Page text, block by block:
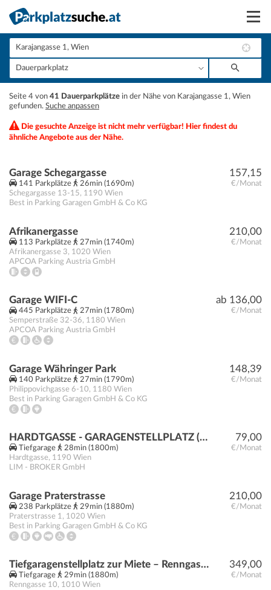
Suchen
Vermieten
Anmelden
Seite 4 von 41 Dauerparkplätze in der Nähe von Karajangasse 1, Wien
gefunden. Suche anpassen
Die gesuchte Anzeige ist nicht mehr verfügbar! Hier findest du
ähnliche Angebote aus der Nähe.
157,15
€/Monat
Garage Schegargasse
141 Parkplätze
26min (1690m)
Schegargasse 13-15, 1190 Wien
Best in Parking Garagen GmbH & Co KG
210,00
€/Monat
Afrikanergasse
113 Parkplätze
27min (1740m)
Afrikanergasse 3, 1020 Wien
APCOA Parking Austria GmbH
ab 136,00
€/Monat
Garage WIFI-C
445 Parkplätze
27min (1780m)
Semperstraße 32-36, 1180 Wien
APCOA Parking Austria GmbH
148,39
€/Monat
Garage Währinger Park
140 Parkplätze
27min (1790m)
Philippovichgasse 6-10, 1180 Wien
Best in Parking Garagen GmbH & Co KG
79,00
€/Monat
HARDTGASSE - GARAGENSTELLPLATZ (DUPLEX-STELLPLATZ) / NÄHE U4, U6 SPITTELAU
Tiefgarage
28min (1800m)
Hardtgasse, 1190 Wien
LIM - BROKER GmbH
210,00
€/Monat
Garage Praterstrasse
238 Parkplätze
29min (1880m)
Praterstrasse 1, 1020 Wien
Best in Parking Garagen GmbH & Co KG
349,00
€/Monat
Tiefgaragenstellplatz zur Miete – Renngasse 10, 1010 Wien
Tiefgarage
29min (1880m)
Renngasse 10, 1010 Wien
+
−